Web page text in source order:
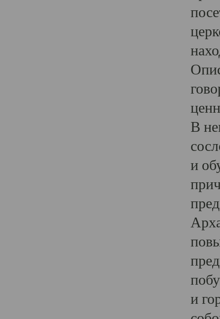
В
и
и